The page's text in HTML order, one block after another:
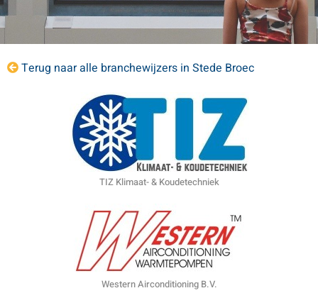
Terug naar alle branchewijzers in Stede Broec
TIZ Klimaat- & Koudetechniek
Western Airconditioning B.V.